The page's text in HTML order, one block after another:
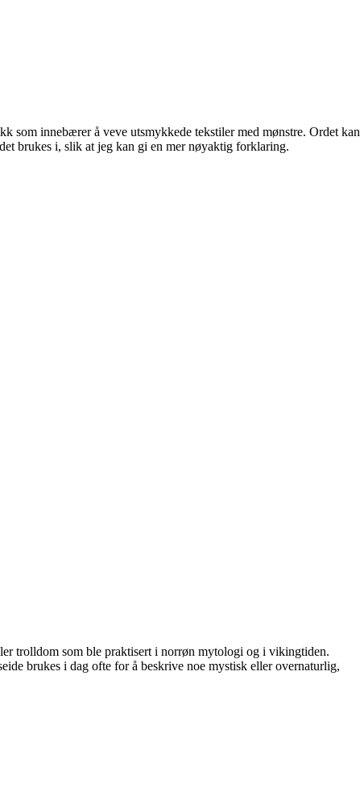
som innebærer å veve utsmykkede tekstiler med mønstre. Ordet kan
brukes i, slik at jeg kan gi en mer nøyaktig forklaring.
trolldom som ble praktisert i norrøn mytologi og i vikingtiden.
brukes i dag ofte for å beskrive noe mystisk eller overnaturlig,